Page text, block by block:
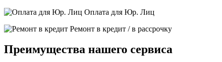
Оплата для Юр. Лиц
Ремонт в кредит / в рассрочку
Преимущества нашего сервиса